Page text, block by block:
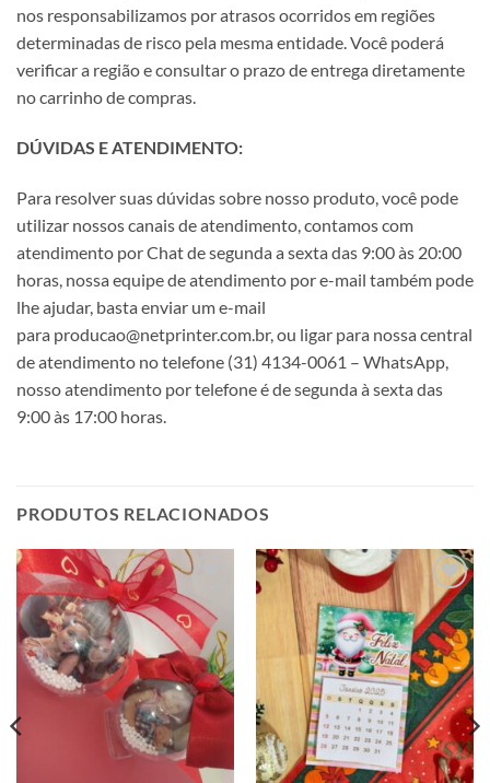
nos responsabilizamos por atrasos ocorridos em regiões
determinadas de risco pela mesma entidade. Você poderá
verificar a região e consultar o prazo de entrega diretamente
no carrinho de compras.
DÚVIDAS E ATENDIMENTO:
Para resolver suas dúvidas sobre nosso produto, você pode
utilizar nossos canais de atendimento, contamos com
atendimento por Chat de segunda a sexta das 9:00 às 20:00
horas, nossa equipe de atendimento por e-mail também pode
lhe ajudar, basta enviar um e-mail
para producao@netprinter.com.br, ou ligar para nossa central
de atendimento no telefone (31) 4134-0061 – WhatsApp,
nosso atendimento por telefone é de segunda à sexta das
9:00 às 17:00 horas.
PRODUTOS RELACIONADOS
Adicionar
a lista de
desejos
Adicionar
a lista de
desejos